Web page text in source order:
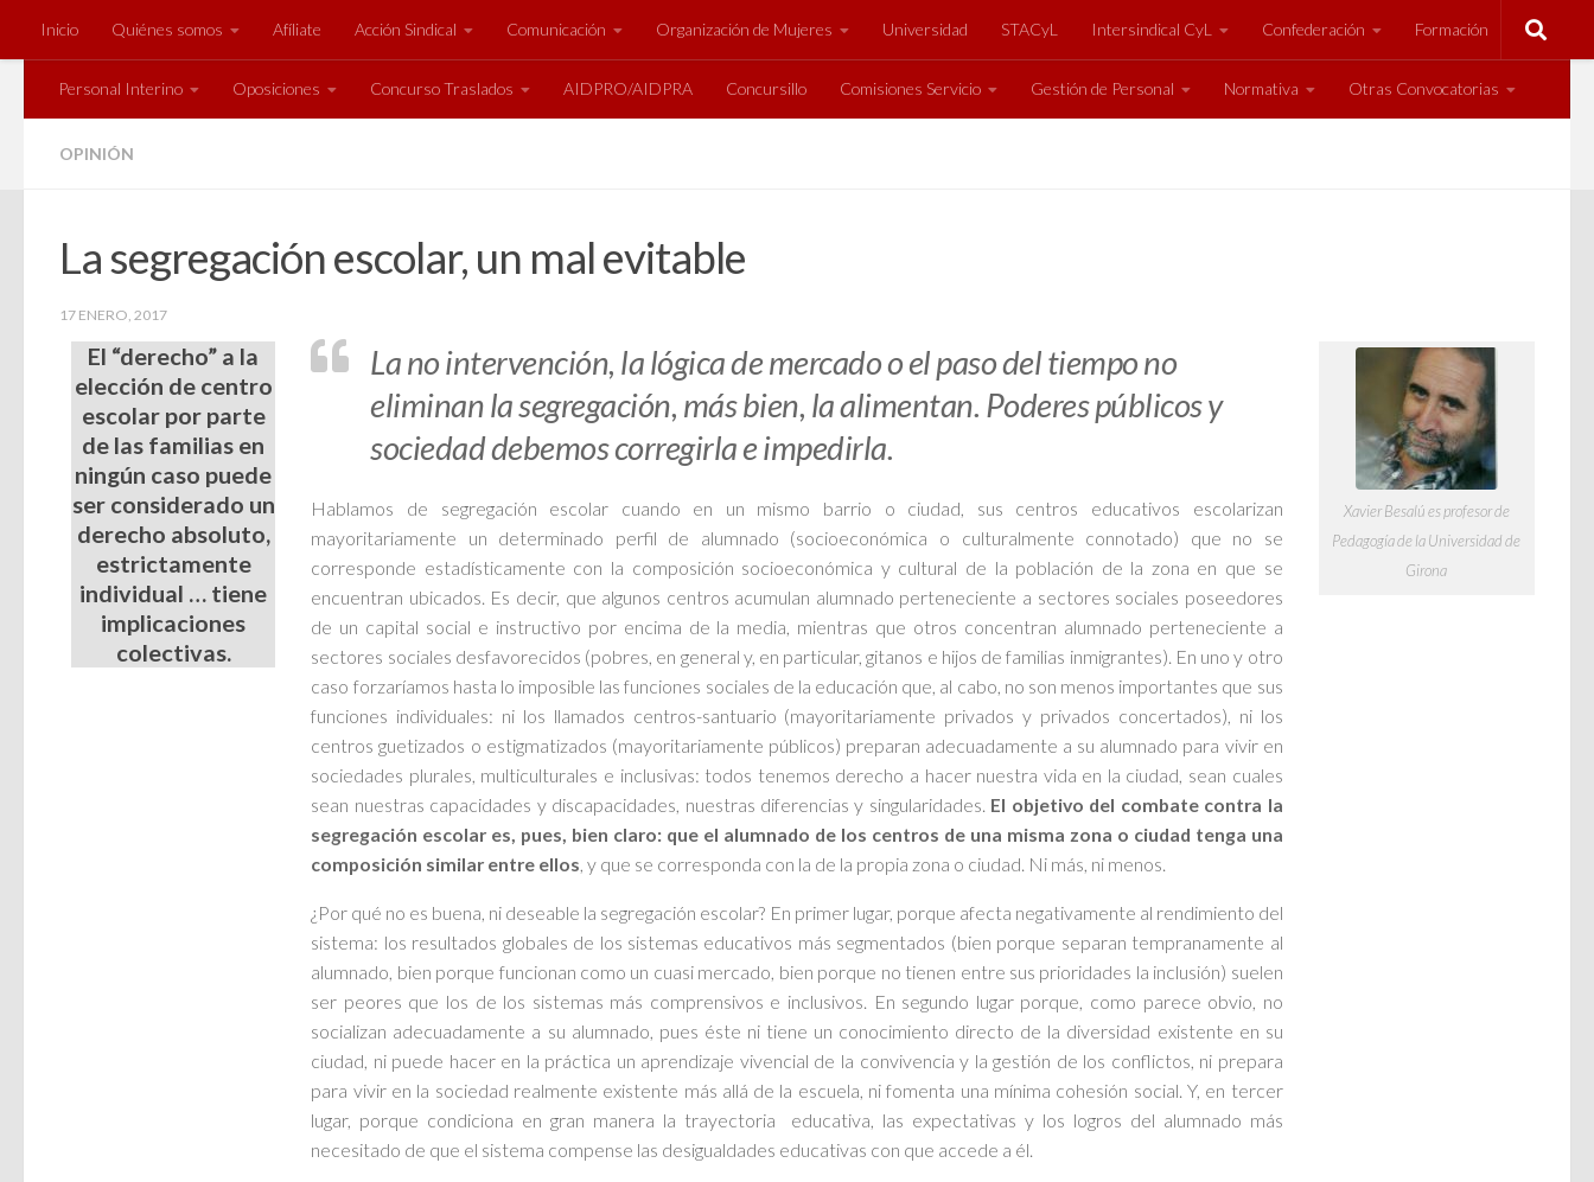
Saltar al contenido
Inicio Quiénes somos Afíliate Acción Sindical Comunicación Organización de Mujeres Universidad STACyL Intersindical CyL Confederación Formación
Personal Interino Oposiciones Concurso Traslados AIDPRO/AIDPRA Concursillo Comisiones Servicio Gestión de Personal Normativa Otras Convocatorias
OPINIÓN
La segregación escolar, un mal evitable
17 ENERO, 2017
El “derecho” a la
elección de centro
escolar por parte
de las familias en
ningún caso puede
ser considerado un
derecho absoluto,
estrictamente
individual … tiene
implicaciones
colectivas.
La no intervención, la lógica de mercado o el paso del tiempo no
eliminan la segregación, más bien, la alimentan. Poderes públicos y
sociedad debemos corregirla e impedirla.
Hablamos de segregación escolar cuando en un mismo barrio o ciudad, sus centros educativos escolarizan
mayoritariamente un determinado perfil de alumnado (socioeconómica o culturalmente connotado) que no se
corresponde estadísticamente con la composición socioeconómica y cultural de la población de la zona en que se
encuentran ubicados. Es decir, que algunos centros acumulan alumnado perteneciente a sectores sociales poseedores
de un capital social e instructivo por encima de la media, mientras que otros concentran alumnado perteneciente a
sectores sociales desfavorecidos (pobres, en general y, en particular, gitanos e hijos de familias inmigrantes). En uno y otro
caso forzaríamos hasta lo imposible las funciones sociales de la educación que, al cabo, no son menos importantes que sus
funciones individuales: ni los llamados centros-santuario (mayoritariamente privados y privados concertados), ni los
centros guetizados o estigmatizados (mayoritariamente públicos) preparan adecuadamente a su alumnado para vivir en
sociedades plurales, multiculturales e inclusivas: todos tenemos derecho a hacer nuestra vida en la ciudad, sean cuales
sean nuestras capacidades y discapacidades, nuestras diferencias y singularidades. El objetivo del combate contra la
segregación escolar es, pues, bien claro: que el alumnado de los centros de una misma zona o ciudad tenga una
composición similar entre ellos, y que se corresponda con la de la propia zona o ciudad. Ni más, ni menos.
¿Por qué no es buena, ni deseable la segregación escolar? En primer lugar, porque afecta negativamente al rendimiento del
sistema: los resultados globales de los sistemas educativos más segmentados (bien porque separan tempranamente al
alumnado, bien porque funcionan como un cuasi mercado, bien porque no tienen entre sus prioridades la inclusión) suelen
ser peores que los de los sistemas más comprensivos e inclusivos. En segundo lugar porque, como parece obvio, no
socializan adecuadamente a su alumnado, pues éste ni tiene un conocimiento directo de la diversidad existente en su
ciudad, ni puede hacer en la práctica un aprendizaje vivencial de la convivencia y la gestión de los conflictos, ni prepara
para vivir en la sociedad realmente existente más allá de la escuela, ni fomenta una mínima cohesión social. Y, en tercer
lugar, porque condiciona en gran manera la trayectoria educativa, las expectativas y los logros del alumnado más
necesitado de que el sistema compense las desigualdades educativas con que accede a él.
Xavier Besalú es profesor de
Pedagogía de la Universidad de
Girona